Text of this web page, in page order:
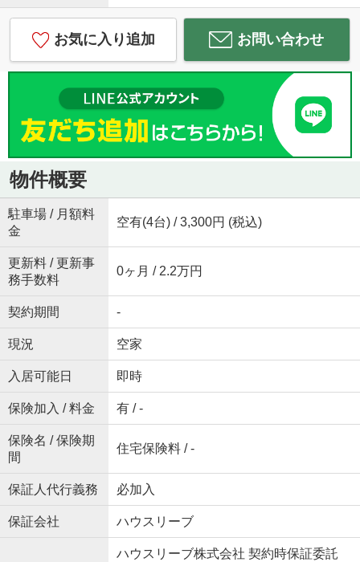
お気に入り追加 お問い合わせ
物件概要
駐車場 / 月額料
金
空有(4台) / 3,300円 (税込)
更新料 / 更新事
務手数料
0ヶ月 / 2.2万円
契約期間 -
現況 空家
入居可能日 即時
保険加入 / 料金 有 / -
保険名 / 保険期
間
住宅保険料 / -
保証人代行義務 必加入
保証会社 ハウスリーブ
ハウスリーブ株式会社 契約時保証委託